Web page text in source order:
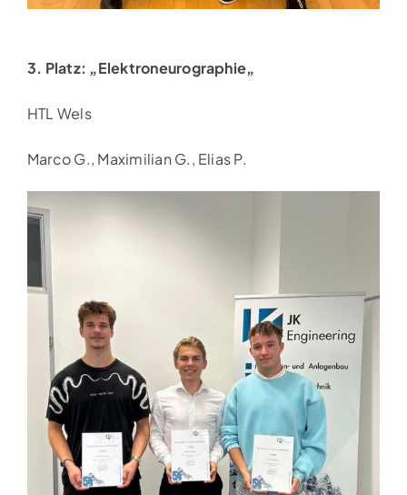
3. Platz: „Elektroneurographie„
HTL Wels
Marco G., Maximilian G., Elias P.